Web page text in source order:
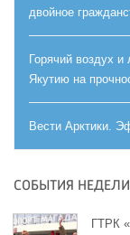
двойное
Горячий воздух
Якутию на
Вести Арктики.
СОБЫТИЯ НЕДЕЛИ
ГТРК